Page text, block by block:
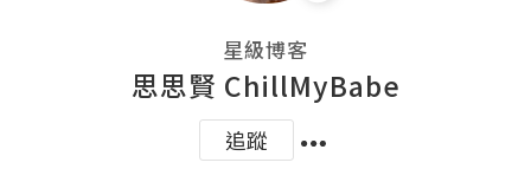
星級博客
思思賢 ChillMyBabe
追蹤